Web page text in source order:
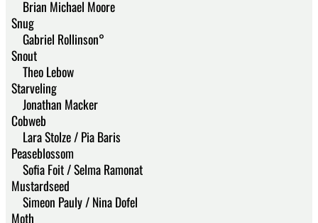
Brian Michael Moore
Snug
Gabriel Rollinson°
Snout
Theo Lebow
Starveling
Jonathan Macker
Cobweb
Lara Stolze / Pia Baris
Peaseblossom
Sofia Foit / Selma Ramonat
Mustardseed
Simeon Pauly / Nina Dofel
Moth